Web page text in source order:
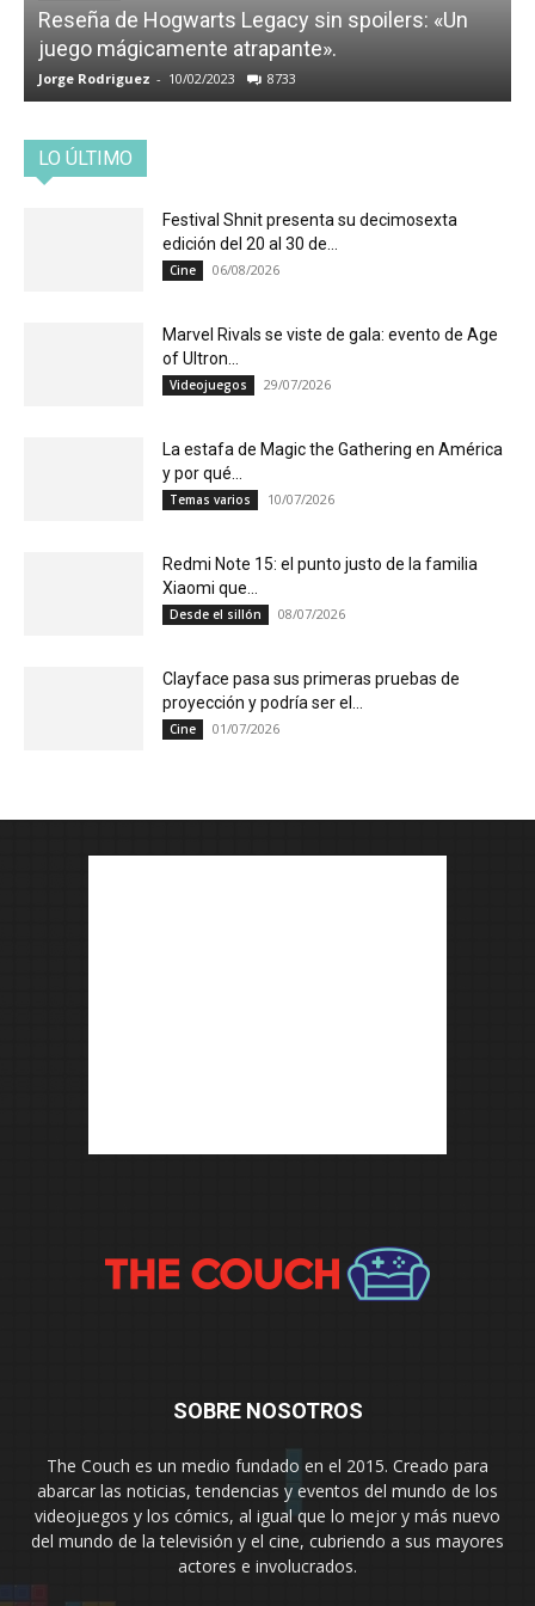
Reseña de Hogwarts Legacy sin spoilers: «Un
juego mágicamente atrapante».
Jorge Rodriguez - 10/02/2023 8733
LO ÚLTIMO
Festival Shnit presenta su decimosexta
edición del 20 al 30 de...
Cine 06/08/2026
Marvel Rivals se viste de gala: evento de Age
of Ultron...
Videojuegos 29/07/2026
La estafa de Magic the Gathering en América
y por qué...
Temas varios 10/07/2026
Redmi Note 15: el punto justo de la familia
Xiaomi que...
Desde el sillón 08/07/2026
Clayface pasa sus primeras pruebas de
proyección y podría ser el...
Cine 01/07/2026
SOBRE NOSOTROS
The Couch es un medio fundado en el 2015. Creado para
abarcar las noticias, tendencias y eventos del mundo de los
videojuegos y los cómics, al igual que lo mejor y más nuevo
del mundo de la televisión y el cine, cubriendo a sus mayores
actores e involucrados.